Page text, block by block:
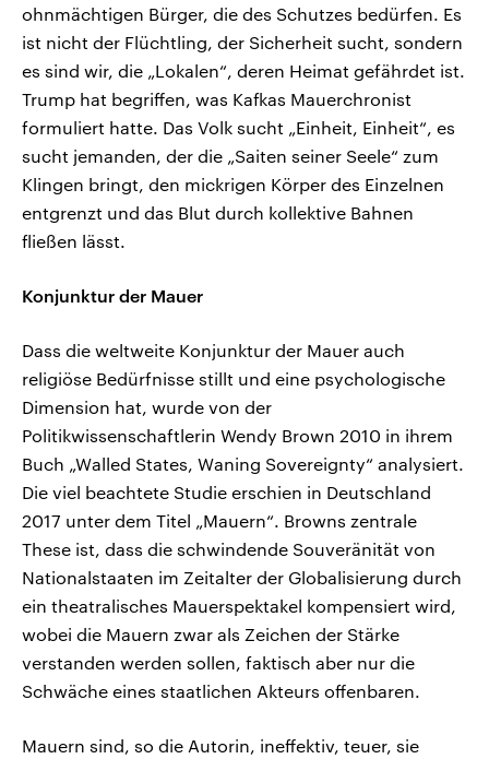
ohnmächtigen Bürger, die des Schutzes bedürfen. Es
ist nicht der Flüchtling, der Sicherheit sucht, sondern
es sind wir, die „Lokalen“, deren Heimat gefährdet ist.
Trump hat begriffen, was Kafkas Mauerchronist
formuliert hatte. Das Volk sucht „Einheit, Einheit“, es
sucht jemanden, der die „Saiten seiner Seele“ zum
Klingen bringt, den mickrigen Körper des Einzelnen
entgrenzt und das Blut durch kollektive Bahnen
fließen lässt.
Konjunktur der Mauer
Dass die weltweite Konjunktur der Mauer auch
religiöse Bedürfnisse stillt und eine psychologische
Dimension hat, wurde von der
Politikwissenschaftlerin Wendy Brown 2010 in ihrem
Buch „Walled States, Waning Sovereignty“ analysiert.
Die viel beachtete Studie erschien in Deutschland
2017 unter dem Titel „Mauern“. Browns zentrale
These ist, dass die schwindende Souveränität von
Nationalstaaten im Zeitalter der Globalisierung durch
ein theatralisches Mauerspektakel kompensiert wird,
wobei die Mauern zwar als Zeichen der Stärke
verstanden werden sollen, faktisch aber nur die
Schwäche eines staatlichen Akteurs offenbaren.
Mauern sind, so die Autorin, ineffektiv, teuer, sie